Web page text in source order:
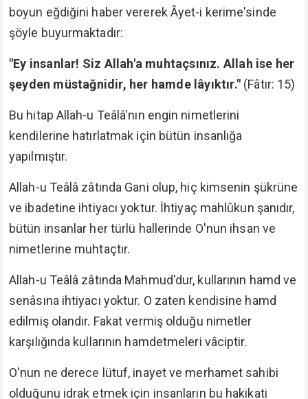
boyun eğdiğini haber vererek Âyet-i kerime'sinde
şöyle buyurmaktadır:
"Ey insanlar! Siz Allah'a muhtaçsınız. Allah ise her
şeyden müstağnidir, her hamde lâyıktır." (Fâtır: 15)
Bu hitap Allah-u Teâlâ'nın engin nimetlerini
kendilerine hatırlatmak için bütün insanlığa
yapılmıştır.
Allah-u Teâlâ zâtında Gani olup, hiç kimsenin şükrüne
ve ibadetine ihtiyacı yoktur. İhtiyaç mahlûkun şanıdır,
bütün insanlar her türlü hallerinde O'nun ihsan ve
nimetlerine muhtaçtır.
Allah-u Teâlâ zâtında Mahmud'dur, kullarının hamd ve
senâsına ihtiyacı yoktur. O zaten kendisine hamd
edilmiş olandır. Fakat vermiş olduğu nimetler
karşılığında kullarının hamdetmeleri vâciptir.
O'nun ne derece lütuf, inayet ve merhamet sahibi
olduğunu idrak etmek için insanların bu hakikati